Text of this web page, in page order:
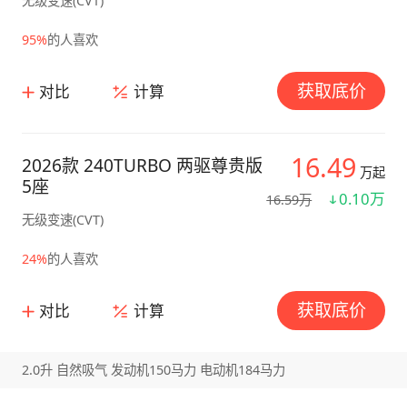
95%的人喜欢
对比 计算 获取底价
16.49 万起
16.59万
0.10万
2026款 240TURBO 两驱尊贵版
5座
无级变速(CVT)
24%的人喜欢
对比 计算 获取底价
2.0升 自然吸气 发动机150马力 电动机184马力